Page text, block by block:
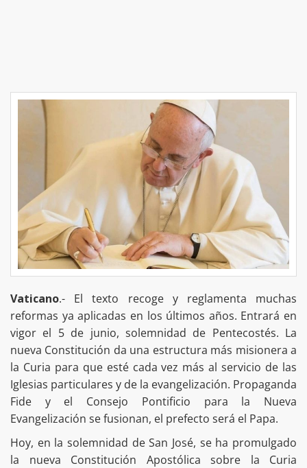
Vaticano.- El texto recoge y reglamenta muchas
reformas ya aplicadas en los últimos años. Entrará en
vigor el 5 de junio, solemnidad de Pentecostés. La
nueva Constitución da una estructura más misionera a
la Curia para que esté cada vez más al servicio de las
Iglesias particulares y de la evangelización. Propaganda
Fide y el Consejo Pontificio para la Nueva
Evangelización se fusionan, el prefecto será el Papa.
Hoy, en la solemnidad de San José, se ha promulgado
la nueva Constitución Apostólica sobre la Curia